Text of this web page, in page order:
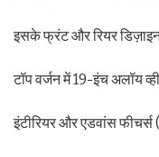
इसके फ्रंट और रियर
टॉप वर्जन में 19-इंच अलॉय
इंटीरियर और एडवांस